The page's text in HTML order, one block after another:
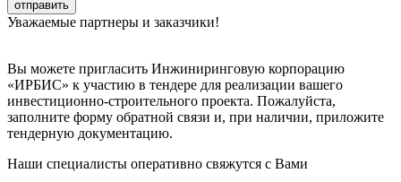
Уважаемые партнеры и заказчики!
Вы можете пригласить Инжиниринговую корпорацию
«ИРБИС» к участию в тендере для реализации вашего
инвестиционно-строительного проекта. Пожалуйста,
заполните форму обратной связи и, при наличии, приложите
тендерную документацию.
Наши специалисты оперативно свяжутся с Вами